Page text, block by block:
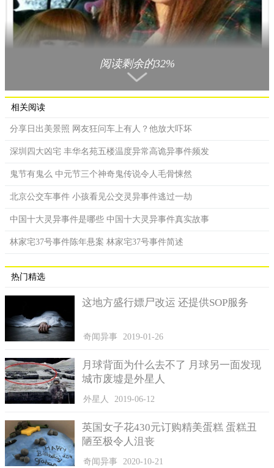
僧或法师使用不同材质制作成孩童的样子，并供人请回家中保平
不去碰这些东西，我曾经看过一个人，当年他养所谓的古曼童，
小孩后，他就开始一路倒，倒到欠钱跑路」。
阅读剩余的32%
相关阅读
分享日出美景照 网友狂问车上有人？他放大吓坏
深圳四大凶宅 丰华名苑五楼温度异常高诡异事件频发
鬼节有鬼么 中元节三个神奇鬼传说令人毛骨悚然
北京公交车事件 小孩看见公交灵异事件逃过一劫
中国十大灵异事件是哪些 中国十大灵异事件真实故事
林家宅37号事件陈年悬案 林家宅37号事件简述
热门精选
这地方盛行嫖尸改运 还提供SOP服务
奇闻异事 2019-01-26
月球背面为什么去不了 月球另一面发现
城市废墟是外星人
外星人 2019-06-12
英国女子花430元订购精美蛋糕 蛋糕丑
陋至极令人沮丧
奇闻异事 2020-10-21